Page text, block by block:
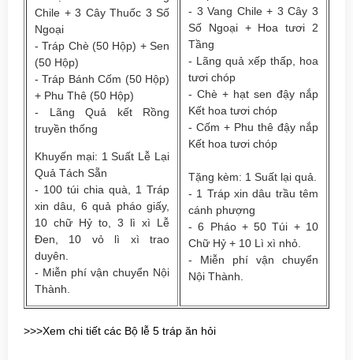
Chile + 3 Cây Thuốc 3 Số
Ngoại
- Tráp Chè (50 Hộp) + Sen
(50 Hộp)
- Tráp Bánh Cốm (50 Hộp)
+ Phu Thê (50 Hộp)
- Lãng Quả kết Rồng
truyền thống
Khuyến mại: 1 Suất Lễ Lại
Quả Tách Sẵn
- 100 túi chia quà, 1 Tráp
xin dâu, 6 quả pháo giấy,
10 chữ Hỷ to, 3 lì xì Lễ
Đen, 10 vỏ lì xì trao
duyên.
- Miễn phí vận chuyển Nội
Thành.
- 3 Vang Chile + 3 Cây 3
Số Ngoại + Hoa tươi 2
Tầng
- Lãng quả xếp thấp, hoa
tươi chóp
- Chè + hạt sen đậy nắp
Kết hoa tươi chóp
- Cốm + Phu thê đậy nắp
Kết hoa tươi chóp
Tặng kèm: 1 Suất lại quả.
- 1 Tráp xin dâu trầu têm
cánh phượng
- 6 Pháo + 50 Túi + 10
Chữ Hỷ + 10 Lì xì nhỏ.
- Miễn phí vận chuyển
Nội Thành.
>>>Xem chi tiết các Bộ lễ 5 tráp ăn hỏi